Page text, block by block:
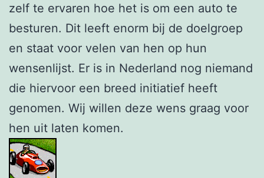
zelf te ervaren hoe het is om een auto te
besturen. Dit leeft enorm bij de doelgroep
en staat voor velen van hen op hun
wensenlijst. Er is in Nederland nog niemand
die hiervoor een breed initiatief heeft
genomen. Wij willen deze wens graag voor
hen uit laten komen.